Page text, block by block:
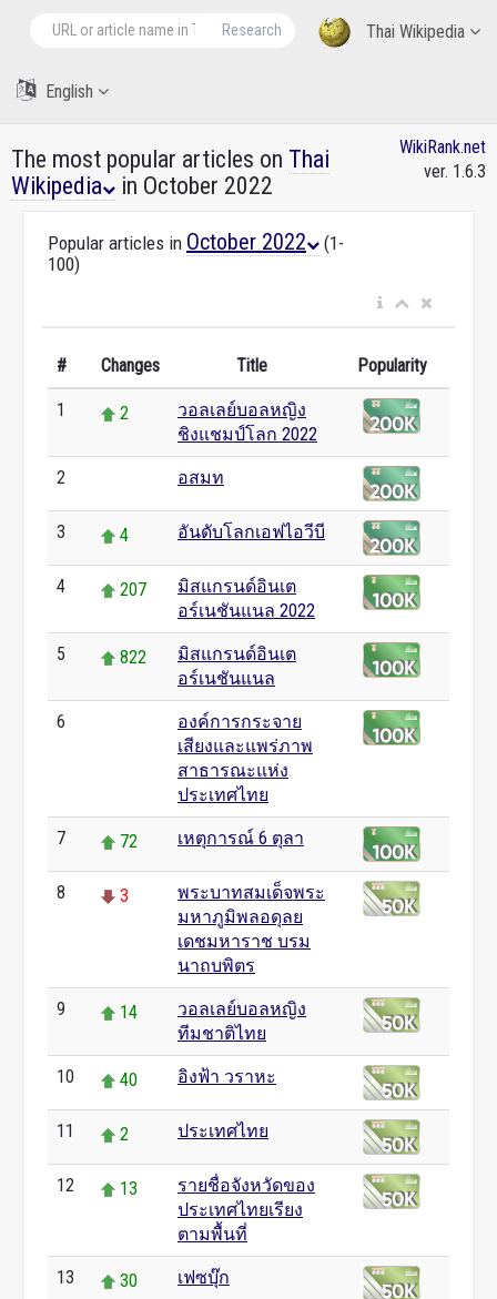
Thai Wikipedia
Research
English
The most popular articles on Thai
Wikipedia
in October 2022
WikiRank.net
ver. 1.6.3
Popular articles in October 2022
(1-
100)
# Changes Title Popularity
1 2
วอลเลย์บอลหญิง
ชิงแชมป์โลก 2022
2 อสมท
3 4 อันดับโลกเอฟไอวีบี
4 207
มิสแกรนด์อินเต
อร์เนชันแนล 2022
5 822
มิสแกรนด์อินเต
อร์เนชันแนล
6
องค์การกระจาย
เสียงและแพร่ภาพ
สาธารณะแห่ง
ประเทศไทย
7 72 เหตุการณ์ 6 ตุลา
8 3
พระบาทสมเด็จพระ
มหาภูมิพลอดุลย
เดชมหาราช บรม
นาถบพิตร
9 14
วอลเลย์บอลหญิง
ทีมชาติไทย
10 40 อิงฟ้า วราหะ
11 2 ประเทศไทย
12 13
รายชื่อจังหวัดของ
ประเทศไทยเรียง
ตามพื้นที่
13 30 เฟซบุ๊ก